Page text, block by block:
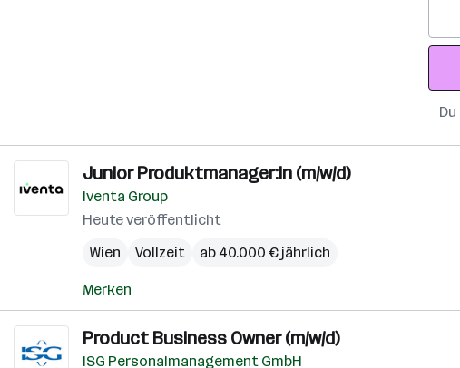
Junior Produktmanager:in (m/w/d)
Iventa Group
Heute veröffentlicht
Wien
Vollzeit ab 40.000 € jährlich
Merken
Product Business Owner (m/w/d)
ISG Personalmanagement GmbH